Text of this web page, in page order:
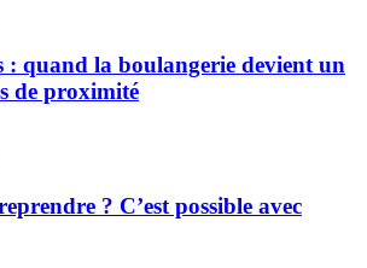
: quand la boulangerie devient un
de proximité
? C’est possible avec